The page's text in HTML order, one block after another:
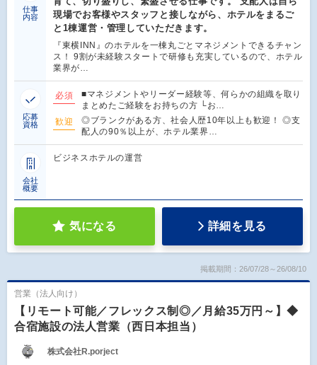
仕事
内容
現場でお客様やスタッフと接しながら、ホテルをまるご
と1棟運営・管理していただきます。
『東横INN』のホテルを一棟丸ごとマネジメントできるチャン
ス！ 9割が未経験スタートで研修も充実しているので、ホテル
業界が…
応募
資格
必須
■マネジメントやリーダー経験等、何らかの組織を取り
まとめたご経験をお持ちの方 └お…
歓迎
◎ブランクがある方、社会人歴10年以上も歓迎！ ◎支
配人の90％以上が、ホテル業界…
会社
概要
ビジネスホテルの運営
気になる 詳細を見る
掲載期間：26/07/28～26/08/10
営業（法人向け）
【リモート可能／フレックス制◎／月給35万円～】◆
合宿施設の法人営業（西日本担当）
株式会社R.porject